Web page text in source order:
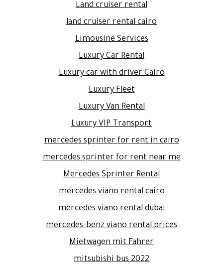
Land cruiser rental
land cruiser rental cairo
Limousine Services
Luxury Car Rental
Luxury car with driver Cairo
Luxury Fleet
Luxury Van Rental
Luxury VIP Transport
mercedes sprinter for rent in cairo
mercedes sprinter for rent near me
Mercedes Sprinter Rental
mercedes viano rental cairo
mercedes viano rental dubai
mercedes-benz viano rental prices
Mietwagen mit Fahrer
mitsubishi bus 2022